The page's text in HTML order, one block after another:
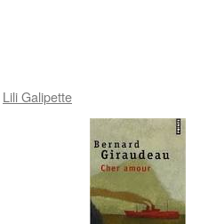
Lili Galipette